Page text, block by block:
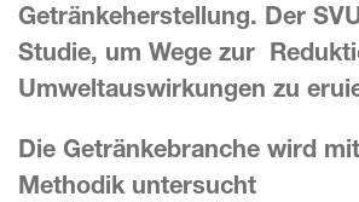
Getränkeherstellung. Der
Studie, um Wege zur
Umweltauswirkungen zu
Die Getränkebranche wird
Methodik untersucht